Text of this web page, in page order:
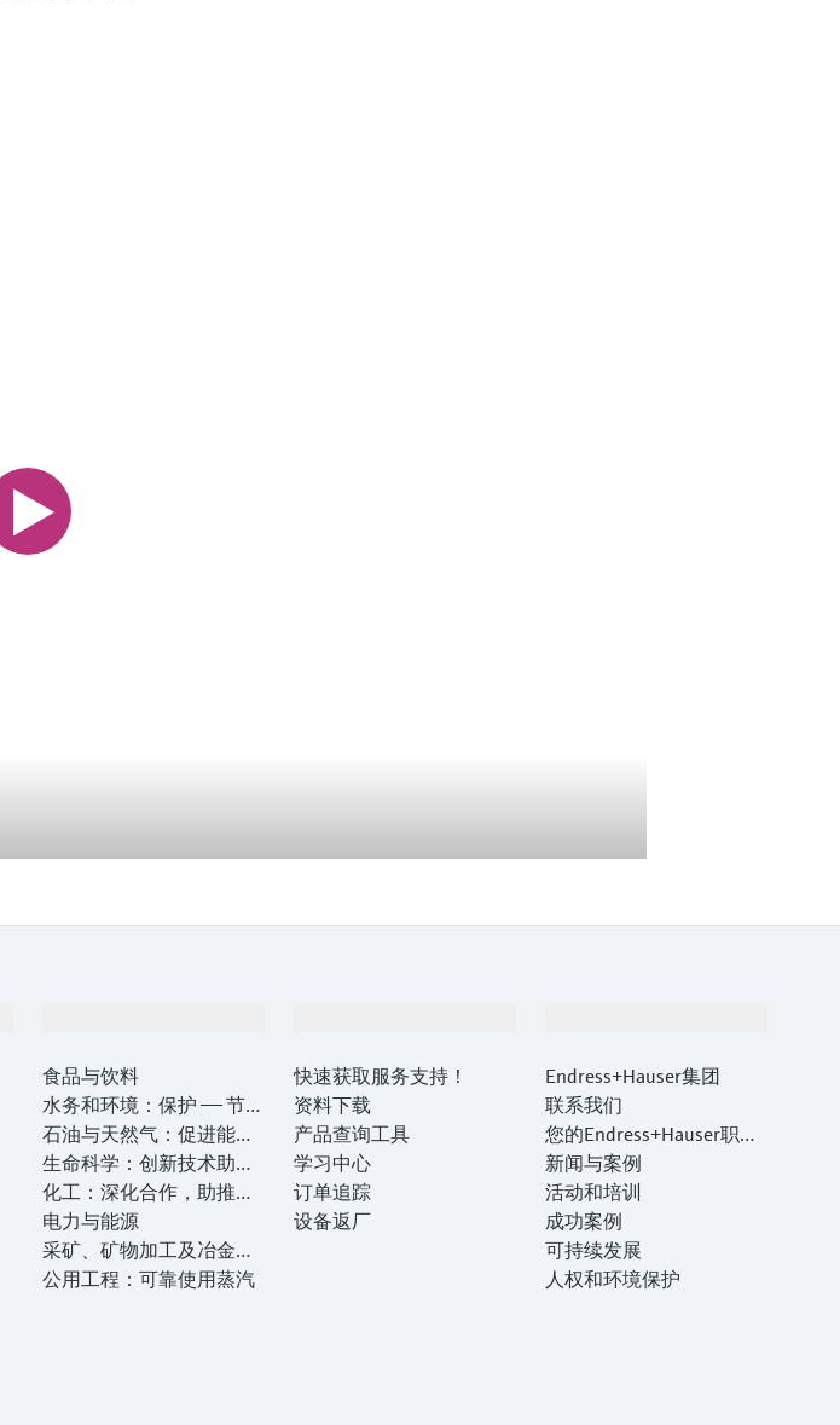
食品与饮料
水务和环境：保护 —— 节约
—— 提高
石油与天然气：促进能源
转型，实现净零目标
生命科学：创新技术助推
卓越运营
化工：深化合作，助推可
持续成功
电力与能源
采矿、矿物加工及冶金：
打造可持续的未来
公用工程：可靠使用蒸汽
快速获取服务支持！
资料下载
产品查询工具
学习中心
订单追踪
设备返厂
Endress+Hauser集团
联系我们
您的Endress+Hauser职业
生涯
新闻与案例
活动和培训
成功案例
可持续发展
人权和环境保护